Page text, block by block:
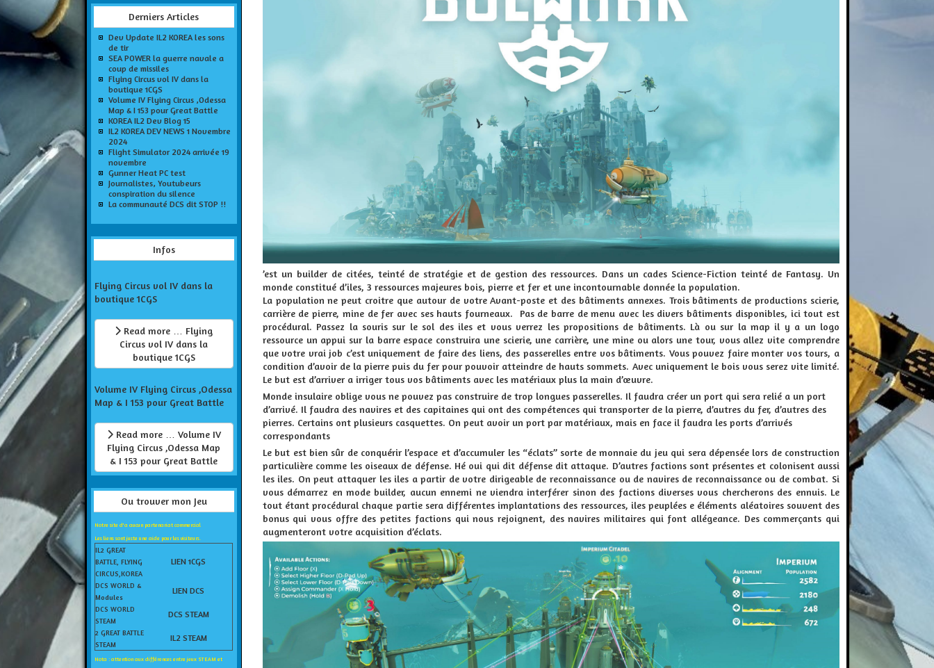
Derniers Articles
Dev Update IL2 KOREA les sons
de tir
SEA POWER la guerre navale a
coup de missiles
Flying Circus vol IV dans la
boutique 1CGS
Volume IV Flying Circus ,Odessa
Map & I 153 pour Great Battle
KOREA IL2 Dev Blog 15
IL2 KOREA DEV NEWS 1 Novembre
2024
Flight Simulator 2024 arrivée 19
novembre
Gunner Heat PC test
Journalistes, Youtubeurs
conspiration du silence
La communauté DCS dit STOP !!
Infos
Flying Circus vol IV dans la
boutique 1CGS
Read more … Flying
Circus vol IV dans la
boutique 1CGS
Volume IV Flying Circus ,Odessa
Map & I 153 pour Great Battle
Read more … Volume IV
Flying Circus ,Odessa Map
& I 153 pour Great Battle
Ou trouver mon Jeu
Notre site d'a aucun partenariat commercial
Les liens sont juste une aide pour les visiteurs.
IL2 GREAT
BATTLE, FLYING
CIRCUS,KOREA
LIEN 1CGS
DCS WORLD &
Modules
LIEN DCS
DCS WORLD
STEAM
DCS STEAM
2 GREAT BATTLE
STEAM
IL2 STEAM
Nota : attention aux différences entre jeux STEAM et
’est un builderde citées, teinté de stratégie et de gestion des ressources. Dans un cades Science-Fiction teinté de Fantasy. Un
monde constitué d’iles, 3 ressources majeures bois, pierre et fer et une incontournable donnée la population.
La population ne peut croitre que autour de votre Avant-poste et des bâtiments annexes. Trois bâtiments de productions scierie,
carrière de pierre, mine de fer avec ses hauts fourneaux. Pas de barre de menu avec les divers bâtiments disponibles, ici tout est
procédural. Passez la souris sur le sol des iles et vous verrez les propositions de bâtiments. Là ou sur la map il y a un logo
ressource un appui sur la barre espace construira une scierie, une carrière, une mine ou alors une tour, vous allez vite comprendre
que votre vrai job c’est uniquement de faire des liens, des passerelles entre vos bâtiments. Vous pouvez faire monter vos tours, a
condition d’avoir de la pierre puis du fer pour pouvoir atteindre de hauts sommets. Avec uniquement le bois vous serez vite limité.
Le but est d’arriver a irrigertous vos bâtiments avec les matériaux plus la main d’œuvre.
Monde insulaire oblige vous ne pouvez pas construire de trop longues passerelles. Il faudra créer un port qui sera relié aun port
d’arrivé. Il faudra des navires et des capitaines qui ont des compétences qui transporter de la pierre, d’autres du fer, d’autres des
pierres. Certains ont plusieurs casquettes. On peut avoir un port par matériaux, mais en face il faudra les ports d’arrivés
correspondants
Le but est bien sûr de conquérir l’espace et d’accumuler les “éclats” sorte de monnaie du jeu qui sera dépensée lors de construction
particulière comme les oiseaux de défense. Hé oui qui dit défense dit attaque. D’autres factions sont présentes et colonisent aussi
les iles. On peut attaquer les iles apartir de votre dirigeable de reconnaissance ou de navires de reconnaissance ou de combat. Si
vous démarrez en mode builder, aucun ennemi ne viendra interférer sinon des factions diverses vous chercherons des ennuis. Le
tout étant procédural chaque partie sera différentes implantations des ressources, iles peuplées e éléments aléatoires souvent des
bonus qui vous offre des petites factions qui nous rejoignent, des navires militaires qui font allégeance. Des commerçants qui
augmenteront votre acquisition d’éclats.